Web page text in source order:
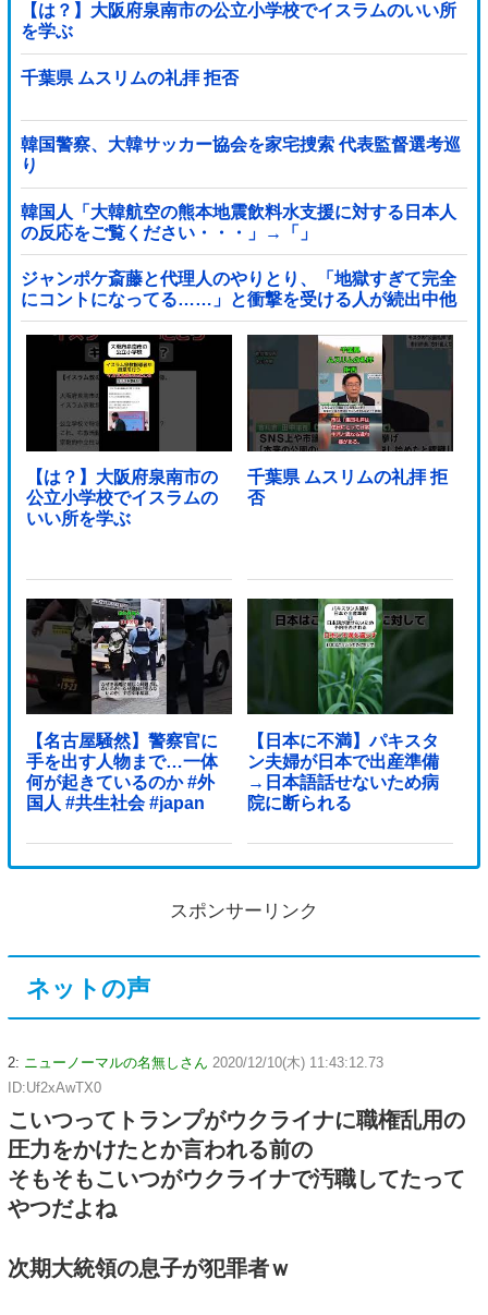
【は？】大阪府泉南市の公立小学校でイスラムのいい所
を学ぶ
千葉県 ムスリムの礼拝 拒否
韓国警察、大韓サッカー協会を家宅捜索 代表監督選考巡
り
韓国人「大韓航空の熊本地震飲料水支援に対する日本人
の反応をご覧ください・・・」→「」
ジャンポケ斎藤と代理人のやりとり、「地獄すぎて完全
にコントになってる……」と衝撃を受ける人が続出中他
【は？】大阪府泉南市の
公立小学校でイスラムの
いい所を学ぶ
千葉県 ムスリムの礼拝 拒
否
【名古屋騒然】警察官に
手を出す人物まで…一体
何が起きているのか #外
国人 #共生社会 #japan
【日本に不満】パキスタ
ン夫婦が日本で出産準備
→日本語話せないため病
院に断られる
スポンサーリンク
ネットの声
2: ニューノーマルの名無しさん 2020/12/10(木) 11:43:12.73
ID:Uf2xAwTX0
こいつってトランプがウクライナに職権乱用の
圧力をかけたとか言われる前の
そもそもこいつがウクライナで汚職してたって
やつだよね
次期大統領の息子が犯罪者ｗ